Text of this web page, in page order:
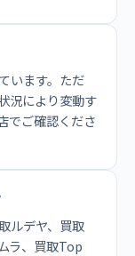
います。ただ
況により変動す
でご確認くださ
ルデヤ、買取
ラ、買取Top